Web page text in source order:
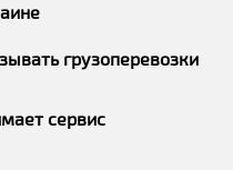
грузоперевозки
сервис